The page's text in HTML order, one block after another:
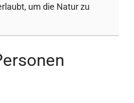
um die Natur zu